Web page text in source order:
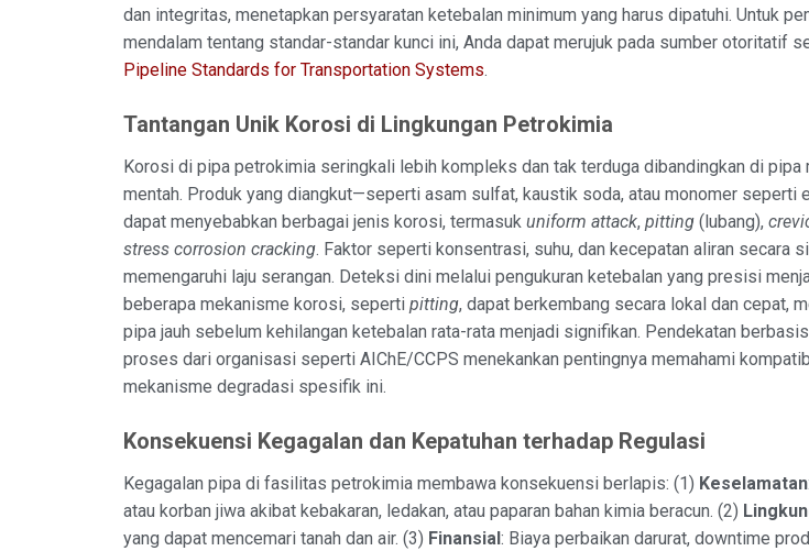
dan integritas, menetapkan persyaratan ketebalan minimum yang harus dipatuhi. Untuk
mendalam tentang standar-standar kunci ini, Anda dapat merujuk pada sumber otoritatif
Pipeline Standards for Transportation Systems.
Tantangan Unik Korosi di Lingkungan Petrokimia
Korosi di pipa petrokimia seringkali lebih kompleks dan tak terduga dibandingkan di pipa
mentah. Produk yang diangkut—seperti asam sulfat, kaustik soda, atau monomer seperti
dapat menyebabkan berbagai jenis korosi, termasuk uniform attack, pitting (lubang),
stress corrosion cracking. Faktor seperti konsentrasi, suhu, dan kecepatan aliran secara
memengaruhi laju serangan. Deteksi dini melalui pengukuran ketebalan yang presisi
beberapa mekanisme korosi, seperti pitting, dapat berkembang secara lokal dan cepat,
pipa jauh sebelum kehilangan ketebalan rata-rata menjadi signifikan. Pendekatan
proses dari organisasi seperti AIChE/CCPS menekankan pentingnya memahami
mekanisme degradasi spesifik ini.
Konsekuensi Kegagalan dan Kepatuhan terhadap Regulasi
Kegagalan pipa di fasilitas petrokimia membawa konsekuensi berlapis: (1) Keselamatan
atau korban jiwa akibat kebakaran, ledakan, atau paparan bahan kimia beracun. (2)
yang dapat mencemari tanah dan air. (3) Finansial: Biaya perbaikan darurat, downtime